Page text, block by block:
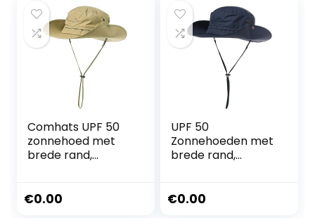
zonnehoed,
citroen, maat 57-
64 cm
Comhats UPF 50
zonnehoed met
brede rand,
safari-hoed, voor
€0.00
UPF 50
Zonnehoeden met
brede rand,
Safarihoed, Vissen
€0.00